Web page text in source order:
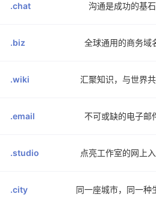
.chat 沟通是成功的基石
.biz 全球通用的商务域
.wiki 汇聚知识，与世界
.email 不可或缺的电子邮
.studio 点亮工作室的网上
.city 同一座城市，同一种